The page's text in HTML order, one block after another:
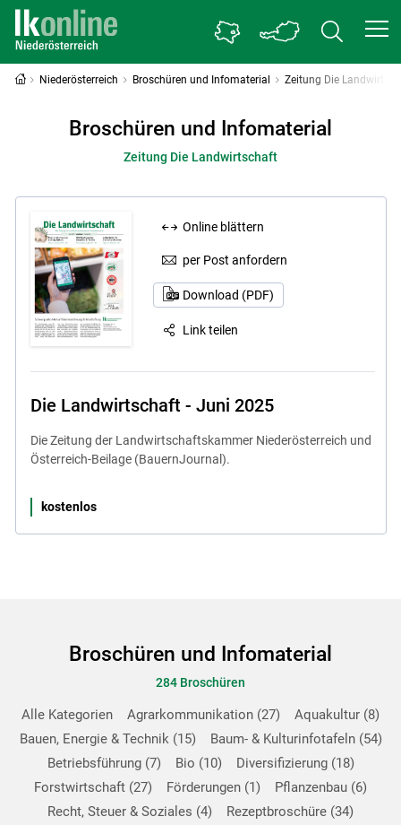
Niederösterreich Broschüren und Infomaterial Zeitung Die
Broschüren und Infomaterial
Zeitung Die Landwirtschaft
Online blättern
per Post anfordern
Download (PDF)
Link teilen
Die Landwirtschaft - Juni 2025
Die Zeitung der Landwirtschaftskammer Niederösterreich und
Österreich-Beilage (BauernJournal).
kostenlos
Broschüren und Infomaterial
284 Broschüren
Alle Kategorien Agrarkommunikation 27 Aquakultur 8
Bauen, Energie & Technik 15 Baum- & Kulturinfotafeln 54
Betriebsführung 7 Bio 10 Diversifizierung 18
Forstwirtschaft 27 Förderungen 1 Pflanzenbau 6
Recht, Steuer & Soziales 4 Rezeptbroschüre 34